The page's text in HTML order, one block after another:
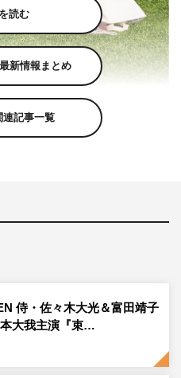
務める10月17日スタート
日本テレビほか 毎週月
、朝加真由美、きたろうの
着した。
漫画を実写ドラマ化。共に
読む
新情報まとめ
連記事一覧
侍・佐々木大光＆富田靖子
大我主演『束…